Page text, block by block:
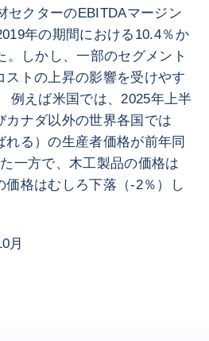
セクターのEBITDAマージン
年の期間における10.4％か
。しかし、一部のセグメント
ストの上昇の影響を受けやす
例えば米国では、2025年上半
カナダ以外の世界各国では
れる）の生産者価格が前年同
一方で、木工製品の価格は
価格はむしろ下落（-2％）し
月